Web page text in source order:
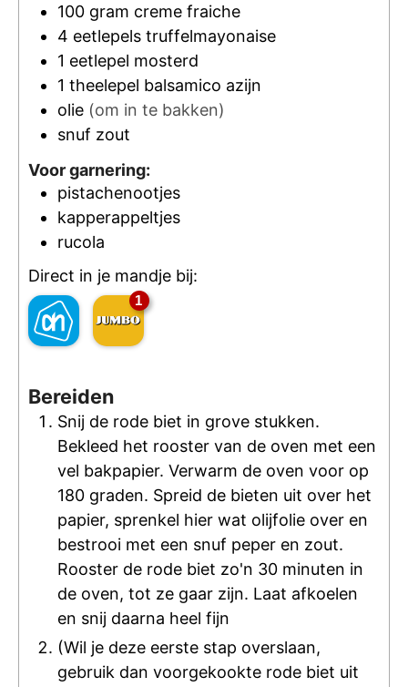
100 gram creme fraiche
4 eetlepels truffelmayonaise
1 eetlepel mosterd
1 theelepel balsamico azijn
olie (om in te bakken)
snuf zout
Voor garnering:
pistachenootjes
kapperappeltjes
rucola
Direct in je mandje bij:
1
Bereiden
Snij de rode biet in grove stukken.
Bekleed het rooster van de oven met een
vel bakpapier. Verwarm de oven voor op
180 graden. Spreid de bieten uit over het
papier, sprenkel hier wat olijfolie over en
bestrooi met een snuf peper en zout.
Rooster de rode biet zo'n 30 minuten in
de oven, tot ze gaar zijn. Laat afkoelen
en snij daarna heel fijn
(Wil je deze eerste stap overslaan,
gebruik dan voorgekookte rode biet uit